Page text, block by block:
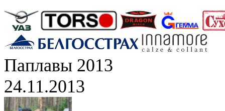
Паплавы 2013
24.11.2013